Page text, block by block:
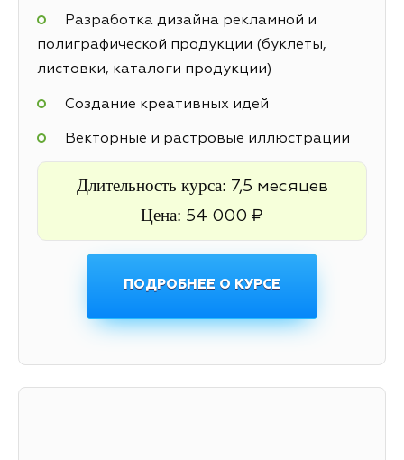
Разработка дизайна рекламной и
полиграфической продукции (буклеты,
листовки, каталоги продукции)
Создание креативных идей
Векторные и растровые иллюстрации
Длительность курса: 7,5 месяцев
Цена: 54 000 ₽
ПОДРОБНЕЕ О КУРСЕ